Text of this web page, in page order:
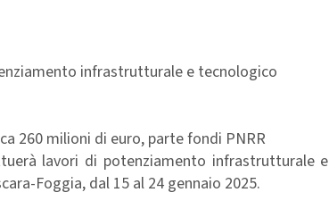
infrastrutturale e tecnologico
260 milioni di euro, parte fondi PNRR
lavori di potenziamento infrastrutturale e
Foggia, dal 15 al 24 gennaio 2025.